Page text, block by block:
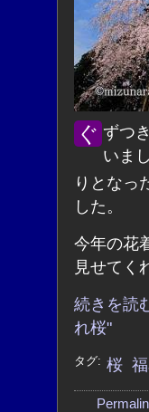
ぐずつき気味の天気が続いて予報では雲りとなって
いま
りとなっ
した。
今年の花
見せてく
続きを読
れ桜"
タグ: 桜